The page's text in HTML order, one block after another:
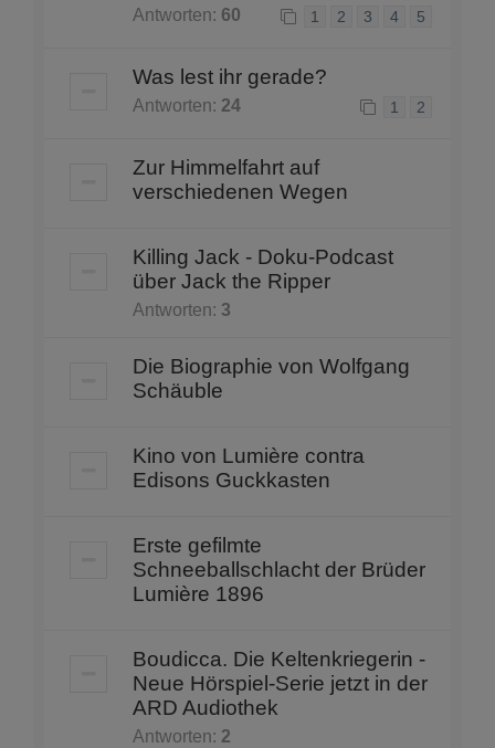
Antworten: 60 1 2 3 4 5
Was lest ihr gerade?
Antworten: 24 1 2
Zur Himmelfahrt auf
verschiedenen Wegen
Killing Jack - Doku-Podcast
über Jack the Ripper
Antworten: 3
Die Biographie von Wolfgang
Schäuble
Kino von Lumière contra
Edisons Guckkasten
Erste gefilmte
Schneeballschlacht der Brüder
Lumière 1896
Boudicca. Die Keltenkriegerin -
Neue Hörspiel-Serie jetzt in der
ARD Audiothek
Antworten: 2